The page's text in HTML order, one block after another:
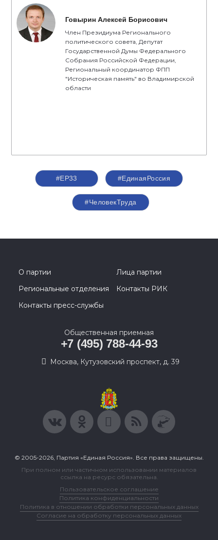
Говырин Алексей Борисович
Член Президиума Регионального
политического совета, Депутат
Государственной Думы Федерального
Собрания Российской Федерации,
Региональный координатор ФПП
"Историческая память" во Владимирской
области
#ЕР33 #‎ЕдинаяРоссия
#ЧеловекТруда
О партии
Лица партии
Региональные отделения
Контакты РИК
Контакты пресс-службы
Общественная приемная
+7 (495) 788-44-93
Москва, Кутузовский проспект, д. 39
© 2005-2026, Партия «Единая Россия». Все права защищены.
При полном или частичном использовании материалов
ссылка на ресурс обязательна.
Пользовательское соглашение
Политика конфиденциальности
Политика в отношении обработки персональных данных
Согласие на обработку персональных данных